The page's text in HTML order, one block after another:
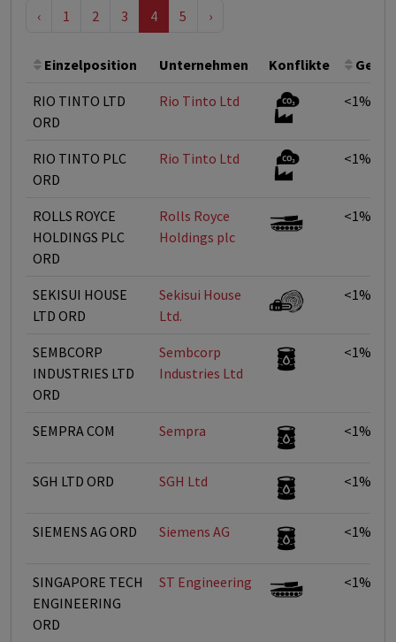
‹ 1 2 3 4 5 ›
Einzelposition Unternehmen Konflikte
RIO TINTO LTD
ORD
Rio Tinto Ltd <1%
RIO TINTO PLC
ORD
Rio Tinto Ltd <1%
ROLLS ROYCE
HOLDINGS PLC
ORD
Rolls Royce
Holdings plc
<1%
SEKISUI HOUSE
LTD ORD
Sekisui House
Ltd.
<1%
SEMBCORP
INDUSTRIES LTD
ORD
Sembcorp
Industries Ltd
<1%
SEMPRA COM Sempra <1%
SGH LTD ORD SGH Ltd <1%
SIEMENS AG ORD Siemens AG <1%
SINGAPORE TECH
ENGINEERING
ORD
ST Engineering <1%